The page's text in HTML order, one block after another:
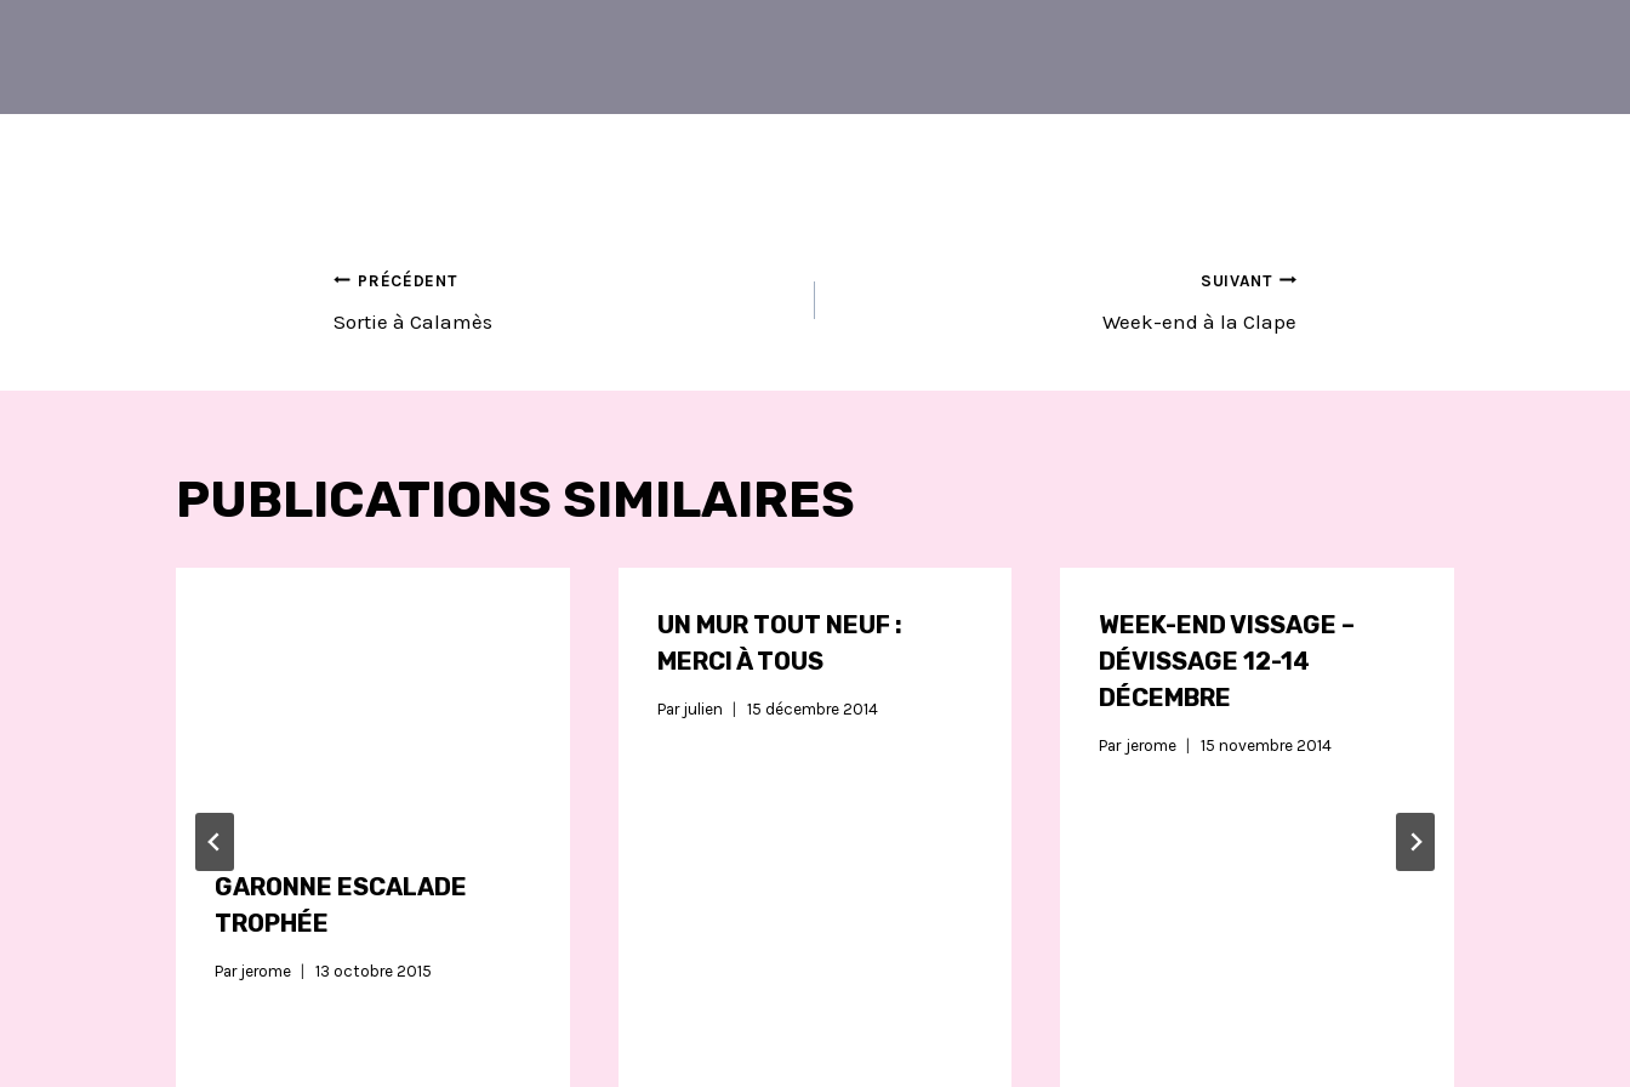
NAVIGATION
DE
PRÉCÉDENT
Sortie à Calamès
SUIVANT
Week-end à la Clape
PUBLICATIONS SIMILAIRES
GARONNE ESCALADE
TROPHÉE
Par jerome 13 octobre 2015
UN MUR TOUT NEUF :
MERCI À TOUS
Par julien 15 décembre 2014
WEEK-END VISSAGE –
DÉVISSAGE 12-14
DÉCEMBRE
Par jerome 15 novembre 2014